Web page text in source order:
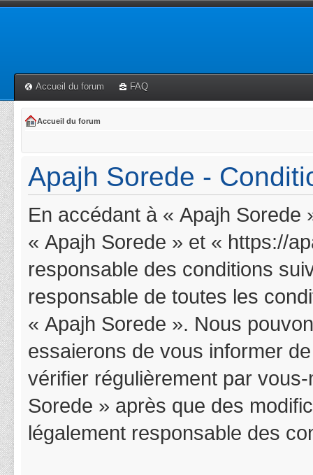
Accueil du forum FAQ
Accueil du forum
Apajh Sorede -
En accédant à « Apajh
« Apajh Sorede » et « https://
responsable des conditions
responsable de toutes les
« Apajh Sorede ». Nous
essaierons de vous informer
vérifier régulièrement par
Sorede » après que des
légalement responsable des